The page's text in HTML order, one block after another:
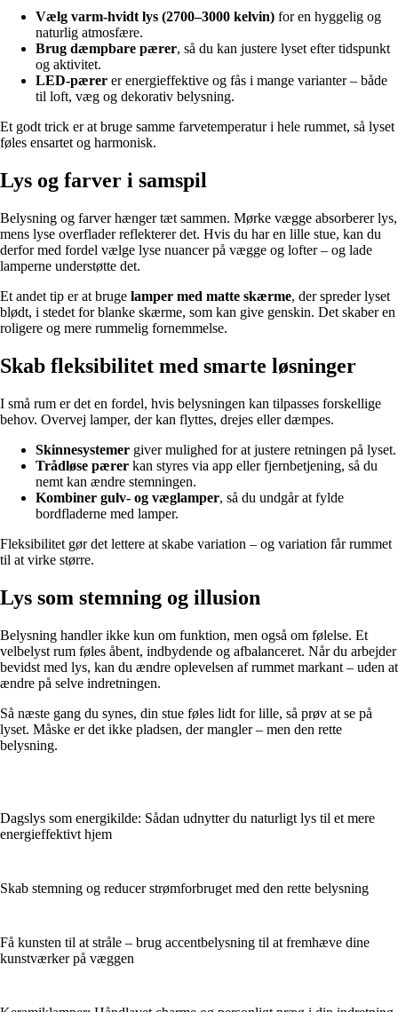
Vælg varm-hvidt lys (2700–3000 kelvin) for en hyggelig og
naturlig atmosfære.
Brug dæmpbare pærer, så du kan justere lyset efter tidspunkt
og aktivitet.
LED-pærer er energieffektive og fås i mange varianter – både
til loft, væg og dekorativ belysning.
Et godt trick er at bruge samme farvetemperatur i hele rummet, så lyset
føles ensartet og harmonisk.
Lys og farver i samspil
Belysning og farver hænger tæt sammen. Mørke vægge absorberer lys,
mens lyse overflader reflekterer det. Hvis du har en lille stue, kan du
derfor med fordel vælge lyse nuancer på vægge og lofter – og lade
lamperne understøtte det.
Et andet tip er at bruge lamper med matte skærme, der spreder lyset
blødt, i stedet for blanke skærme, som kan give genskin. Det skaber en
roligere og mere rummelig fornemmelse.
Skab fleksibilitet med smarte løsninger
I små rum er det en fordel, hvis belysningen kan tilpasses forskellige
behov. Overvej lamper, der kan flyttes, drejes eller dæmpes.
Skinnesystemer giver mulighed for at justere retningen på lyset.
Trådløse pærer kan styres via app eller fjernbetjening, så du
nemt kan ændre stemningen.
Kombiner gulv- og væglamper, så du undgår at fylde
bordfladerne med lamper.
Fleksibilitet gør det lettere at skabe variation – og variation får rummet
til at virke større.
Lys som stemning og illusion
Belysning handler ikke kun om funktion, men også om følelse. Et
velbelyst rum føles åbent, indbydende og afbalanceret. Når du arbejder
bevidst med lys, kan du ændre oplevelsen af rummet markant – uden at
ændre på selve indretningen.
Så næste gang du synes, din stue føles lidt for lille, så prøv at se på
lyset. Måske er det ikke pladsen, der mangler – men den rette
belysning.
Dagslys som energikilde: Sådan udnytter du naturligt lys til et mere
energieffektivt hjem
Skab stemning og reducer strømforbruget med den rette belysning
Få kunsten til at stråle – brug accentbelysning til at fremhæve dine
kunstværker på væggen